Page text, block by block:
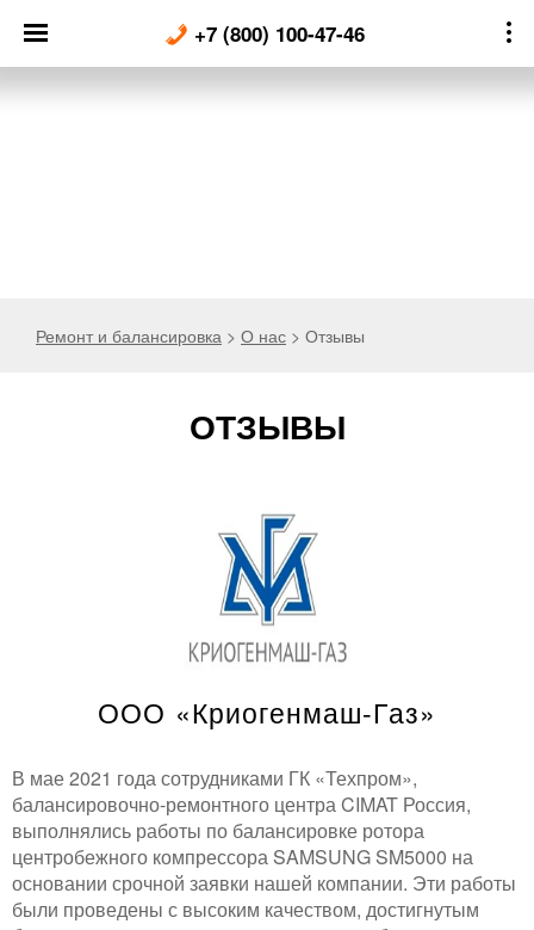
content
+7 (800) 100-47-46
Ремонт и балансировка > О нас > Отзывы
ОТЗЫВЫ
ООО «Криогенмаш-Газ»
В мае 2021 года сотрудниками ГК «Техпром»,
балансировочно-ремонтного центра CIMAT Россия,
выполнялись работы по балансировке ротора
центробежного компрессора SAMSUNG SM5000 на
основании срочной заявки нашей компании. Эти работы
были проведены с высоким качеством, достигнутым